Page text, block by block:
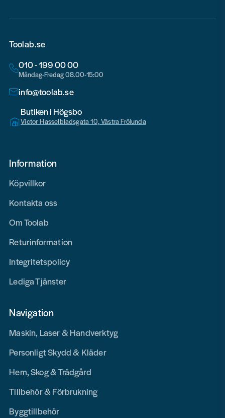
Toolab.se
010 - 199 00 00
Måndag-Fredag 08.00-15:00
info@toolab.se
Butiken i Högsbo
Victor Hasselbladsgata 10, Västra Frölunda
Information
Köpvillkor
Kontakta oss
Om Toolab
Returinformation
Integritetspolicy
Lediga Tjänster
Navigation
Maskin, Laser & Handverktyg
Personligt Skydd & Kläder
Hem, Skog & Trädgård
Tillbehör & Förbrukning
Byggtillbehör